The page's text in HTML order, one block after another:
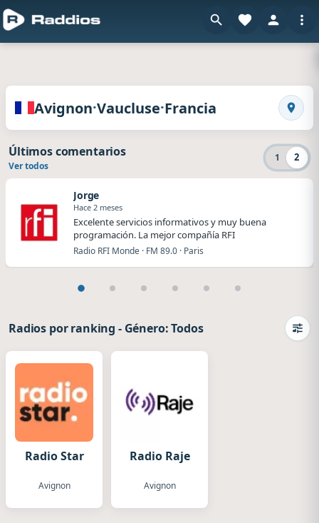
Radios de Avignon · Vaucluse · Franciaen
Avignon·Vaucluse·Francia
1 2
Últimos comentarios
Ver todos
Jorge
Hace 2 meses
Excelente servicios informativos y muy buena
programación. La mejor compañía RFI
Radio RFI Monde · FM 89.0 · Paris
Radios por ranking - Género: Todos
Radio Star
Avignon
Radio Raje
Avignon